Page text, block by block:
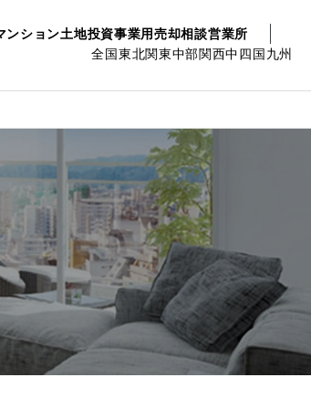
ンション土地投資事業用売却相談営業所
全国東北関東中部関西中四国九州